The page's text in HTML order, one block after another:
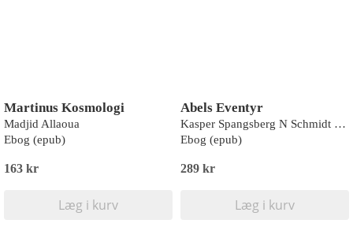
Martinus Kosmologi
Madjid Allaoua
Ebog (epub)
163 kr
Læg i kurv
Abels Eventyr
Kasper Spangsberg N Schmidt Blak
Ebog (epub)
289 kr
Læg i kurv